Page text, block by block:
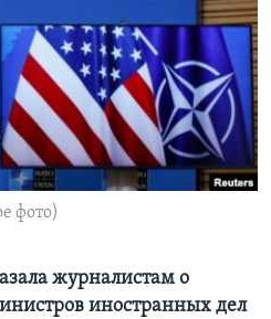
фото)
журналистам о
иностранных дел